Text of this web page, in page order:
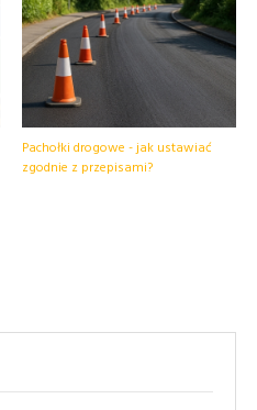
Pachołki drogowe - jak ustawiać
zgodnie z przepisami?